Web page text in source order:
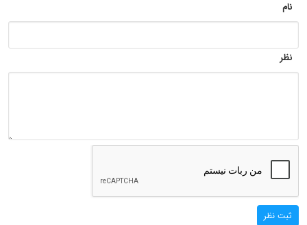
نام
نظر
ثبت نظر